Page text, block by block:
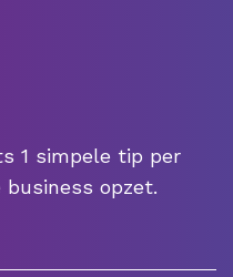
1 simpele tip per
business opzet.